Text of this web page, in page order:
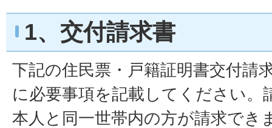
1、交付請求書
下記の住民票・戸籍証明書交付請
に必要事項を記載してください。
本人と同一世帯内の方が請求でき